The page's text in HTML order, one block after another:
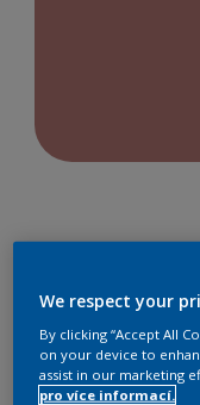
Najít
We respect your
By clicking “Accept All
on your device to
assist in our marketing
pro více informací.